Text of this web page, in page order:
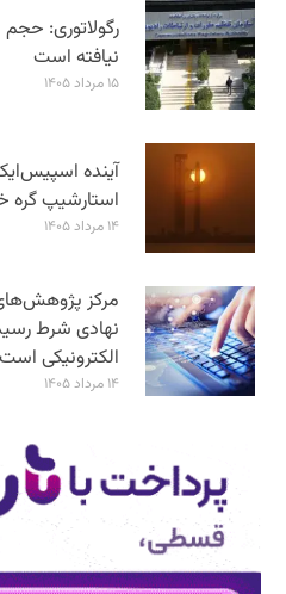
رگولاتوری:
نیافته است
۱۵ مرداد ۱۴۰۵
آینده
استارشیپ گره
۱۴ مرداد ۱۴۰۵
مرکز
الکترونیکی است
۱۴ مرداد ۱۴۰۵